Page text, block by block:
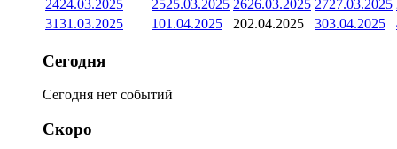
2424.03.2025 2525.03.2025 2626.03.2025 2727.03.2025
3131.03.2025 101.04.2025 202.04.2025 303.04.2025
Сегодня
Сегодня нет событий
Скоро